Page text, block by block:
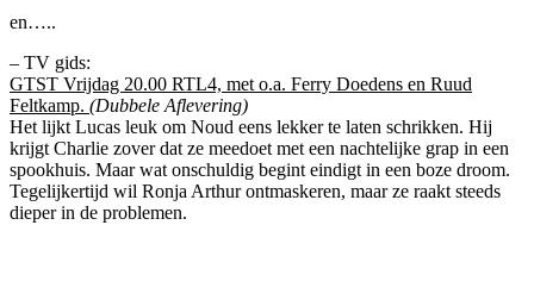
en…..
– TV gids:
GTST Vrijdag 20.00 RTL4, met o.a. Ferry Doedens en Ruud
Feltkamp. (Dubbele Aflevering)
Het lijkt Lucas leuk om Noud eens lekker te laten schrikken. Hij
krijgt Charlie zover dat ze meedoet met een nachtelijke grap in een
spookhuis. Maar wat onschuldig begint eindigt in een boze droom.
Tegelijkertijd wil Ronja Arthur ontmaskeren, maar ze raakt steeds
dieper in de problemen.